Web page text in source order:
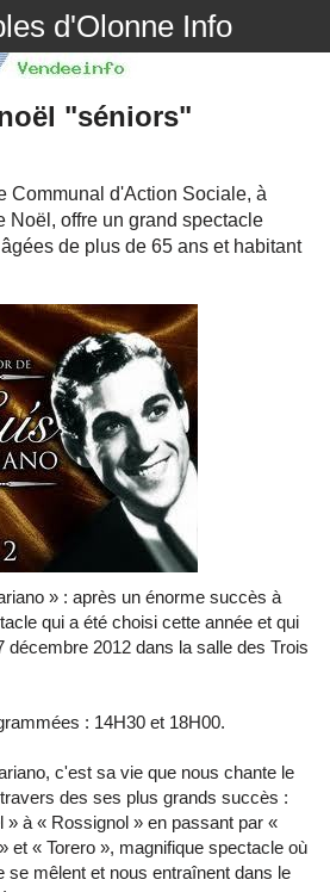
d'Olonne Info
"séniors"
Communal d'Action Sociale, à
Noël, offre un grand spectacle
de plus de 65 ans et habitant
» : après un énorme succès à
qui a été choisi cette année et qui
décembre 2012 dans la salle des Trois
: 14H30 et 18H00.
c'est sa vie que nous chante le
des ses plus grands succès :
» à « Rossignol » en passant par «
et « Torero », magnifique spectacle où
se mêlent et nous entraînent dans le